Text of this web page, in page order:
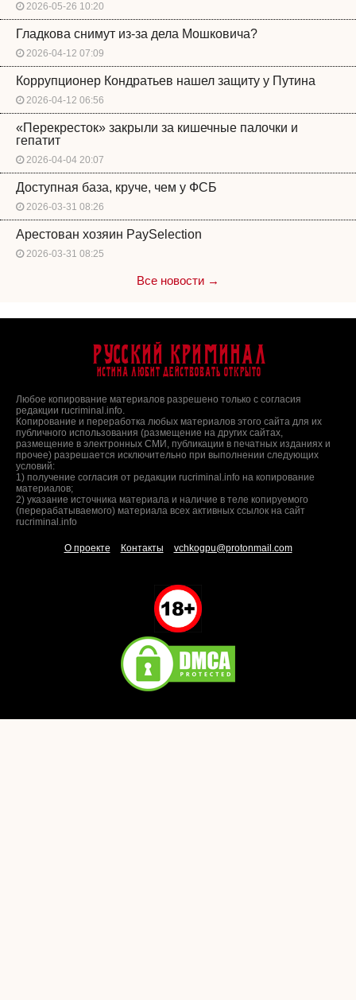
2026-05-26 10:20
Гладкова снимут из-за дела Мошковича?
2026-04-12 07:09
Коррупционер Кондратьев нашел защиту у Путина
2026-04-12 06:56
«Перекресток» закрыли за кишечные палочки и
гепатит
2026-04-04 20:07
Доступная база, круче, чем у ФСБ
2026-03-31 08:26
Арестован хозяин PaySelection
2026-03-31 08:25
Все новости →
Русский Криминал
Истина любит действовать открыто
Любое копирование материалов разрешено только с согласия
редакции rucriminal.info.
Копирование и переработка любых материалов этого сайта для их
публичного использования (размещение на других сайтах,
размещение в электронных СМИ, публикации в печатных изданиях и
прочее) разрешается исключительно при выполнении следующих
условий:
1) получение согласия от редакции rucriminal.info на копирование
материалов;
2) указание источника материала и наличие в теле копируемого
(перерабатываемого) материала всех активных ссылок на сайт
rucriminal.info
О проекте Контакты vchkogpu@protonmail.com